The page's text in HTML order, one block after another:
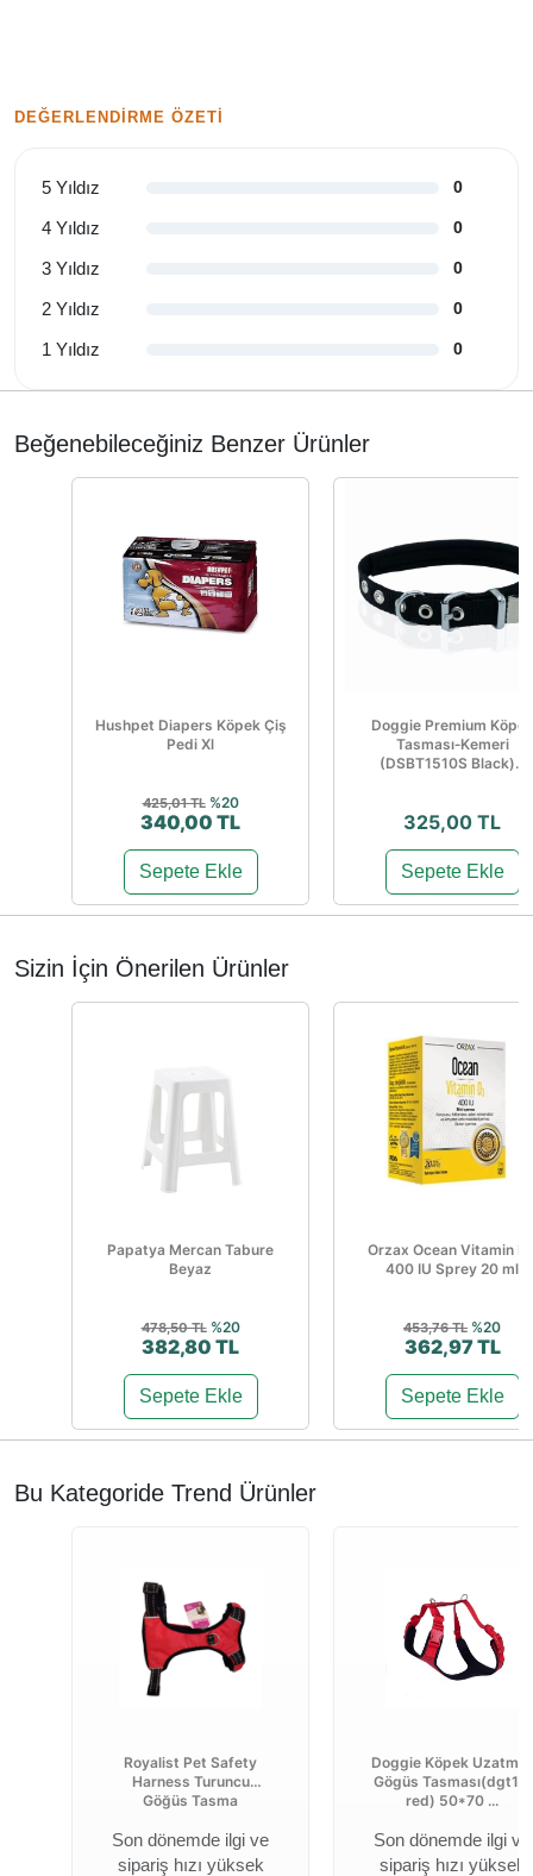
DEĞERLENDIRME ÖZETI
5 Yıldız 0
4 Yıldız 0
3 Yıldız 0
2 Yıldız 0
1 Yıldız 0
Beğenebileceğiniz Benzer Ürünler
Hushpet Diapers Köpek Çiş
Pedi Xl
425,01 TL %20
340,00 TL
Sepete Ekle
Doggie Premium Köpek
Tasması‑Kemeri
(DSBT1510S Black)...
325,00 TL
Sepete Ekle
Sizin İçin Önerilen Ürünler
Papatya Mercan Tabure
Beyaz
478,50 TL %20
382,80 TL
Sepete Ekle
Orzax Ocean Vitamin
400 IU Sprey 20 ml
453,76 TL %20
362,97 TL
Sepete Ekle
Bu Kategoride Trend Ürünler
Royalist Pet Safety
Harness Turuncu
Göğüs Tasma
Son dönemde ilgi ve
sipariş hızı yüksek
Doggie Köpek Uzatma-
Gögüs Tasması(dgt10l
red) 50*70 ...
Son dönemde ilgi ve
sipariş hızı yüksek